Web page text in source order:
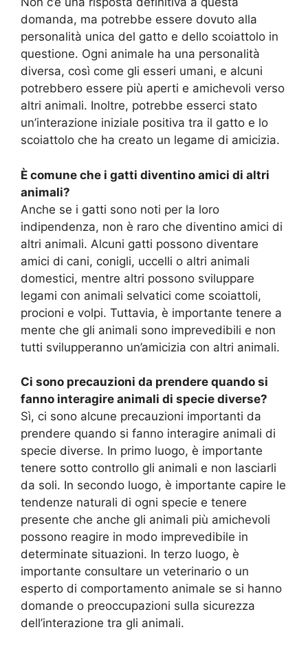
domanda, ma potrebbe essere dovuto alla
personalità unica del gatto e dello scoiattolo in
questione. Ogni animale ha una personalità
diversa, così come gli esseri umani, e alcuni
potrebbero essere più aperti e amichevoli verso
altri animali. Inoltre, potrebbe esserci stato
un’interazione iniziale positiva tra il gatto e lo
scoiattolo che ha creato un legame di amicizia.
È comune che i gatti diventino amici di altri
animali?
Anche se i gatti sono noti per la loro
indipendenza, non è raro che diventino amici di
altri animali. Alcuni gatti possono diventare
amici di cani, conigli, uccelli o altri animali
domestici, mentre altri possono sviluppare
legami con animali selvatici come scoiattoli,
procioni e volpi. Tuttavia, è importante tenere a
mente che gli animali sono imprevedibili e non
tutti svilupperanno un’amicizia con altri animali.
Ci sono precauzioni da prendere quando si
fanno interagire animali di specie diverse?
Sì, ci sono alcune precauzioni importanti da
prendere quando si fanno interagire animali di
specie diverse. In primo luogo, è importante
tenere sotto controllo gli animali e non lasciarli
da soli. In secondo luogo, è importante capire le
tendenze naturali di ogni specie e tenere
presente che anche gli animali più amichevoli
possono reagire in modo imprevedibile in
determinate situazioni. In terzo luogo, è
importante consultare un veterinario o un
esperto di comportamento animale se si hanno
domande o preoccupazioni sulla sicurezza
dell’interazione tra gli animali.